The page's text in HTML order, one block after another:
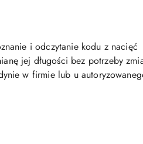
i odczytanie kodu z nacięć
jej długości bez potrzeby
w firmie lub u